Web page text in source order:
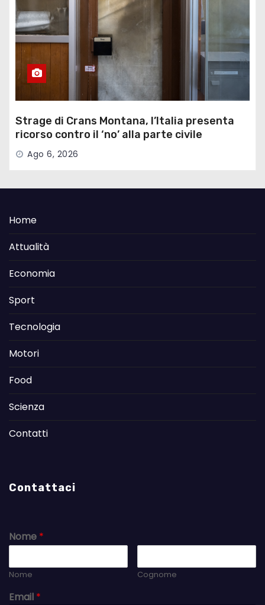
Strage di Crans Montana, l’Italia presenta
ricorso contro il ‘no’ alla parte civile
Ago 6, 2026
Home
Attualità
Economia
Sport
Tecnologia
Motori
Food
Scienza
Contatti
Contattaci
Nome *
Nome Cognome
Email *